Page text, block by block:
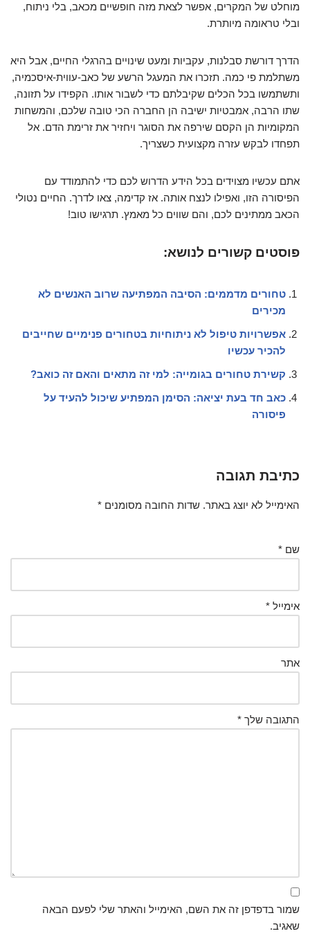
מוחלט של המקרים, אפשר לצאת מזה חופשיים מכאב, בלי ניתוח,
ובלי טראומה מיותרת.
הדרך דורשת סבלנות, עקביות ומעט שינויים בהרגלי החיים, אבל היא
משתלמת פי כמה. תזכרו את המעגל הרשע של כאב-עווית-איסכמיה,
ותשתמשו בכל הכלים שקיבלתם כדי לשבור אותו. הקפידו על תזונה,
שתו הרבה, אמבטיות ישיבה הן החברה הכי טובה שלכם, והמשחות
המקומיות הן הקסם שירפה את הסוגר ויחזיר את זרימת הדם. אל
תפחדו לבקש עזרה מקצועית כשצריך.
אתם עכשיו מצוידים בכל הידע הדרוש לכם כדי להתמודד עם
הפיסורה הזו, ואפילו לנצח אותה. אז קדימה, צאו לדרך. החיים נטולי
הכאב ממתינים לכם, והם שווים כל מאמץ. תרגישו טוב!
פוסטים קשורים לנושא:
טחורים מדממים: הסיבה המפתיעה שרוב האנשים לא
מכירים
אפשרויות טיפול לא ניתוחיות בטחורים פנימיים שחייבים
להכיר עכשיו
קשירת טחורים בגומייה: למי זה מתאים והאם זה כואב?
כאב חד בעת יציאה: הסימן המפתיע שיכול להעיד על
פיסורה
כתיבת תגובה
האימייל לא יוצג באתר. שדות החובה מסומנים *
שם *
אימייל *
אתר
התגובה שלך *
שמור בדפדפן זה את השם, האימייל והאתר שלי לפעם הבאה
שאגיב.